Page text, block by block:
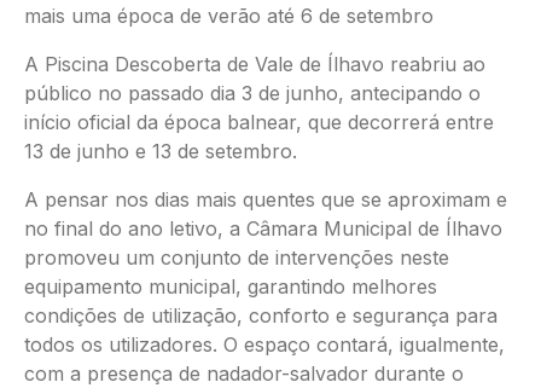
mais uma época de verão até 6 de setembro
A Piscina Descoberta de Vale de Ílhavo reabriu ao
público no passado dia 3 de junho, antecipando o
início oficial da época balnear, que decorrerá entre
13 de junho e 13 de setembro.
A pensar nos dias mais quentes que se aproximam e
no final do ano letivo, a Câmara Municipal de Ílhavo
promoveu um conjunto de intervenções neste
equipamento municipal, garantindo melhores
condições de utilização, conforto e segurança para
todos os utilizadores. O espaço contará, igualmente,
com a presença de nadador-salvador durante o